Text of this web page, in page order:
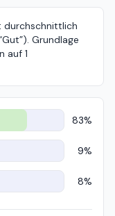
durchschnittlich
Grundlage
auf 1
83%
9%
8%